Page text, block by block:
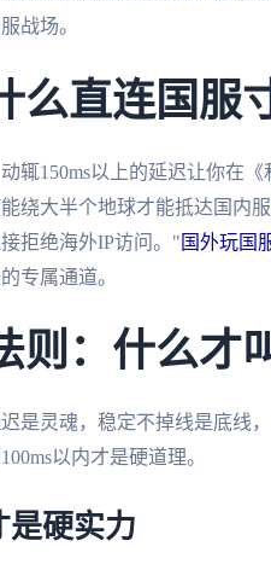
战场。
么直连国服
辄150ms以上的延迟让你在
绕大半个地球才能抵达国内
拒绝海外IP访问。" 国外玩国
专属通道。
：什么才
是灵魂，稳定不掉线是底线
以内才是硬道理。
是硬实力